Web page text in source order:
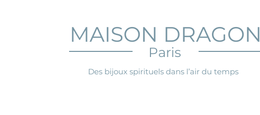
Paris
MAISON DRAGON
Des bijoux spirituels dans l’air du temps